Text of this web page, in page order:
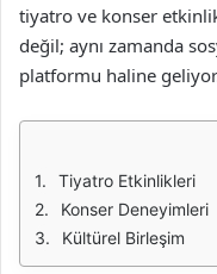
tiyatro ve konser
değil; aynı zamanda
platformu haline
Tiyatro Etkinlikleri
Konser Deneyimleri
Kültürel Birleşim